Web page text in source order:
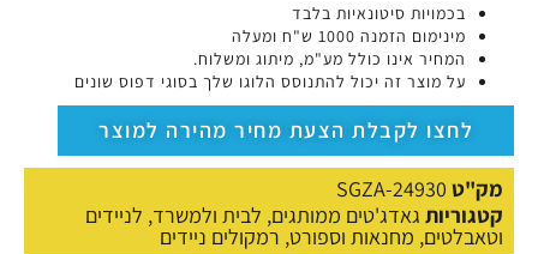
בכמויות סיטונאיות בלבד
מינימום הזמנה 1000 ש"ח ומעלה
המחיר אינו כולל מע"מ, מיתוג ומשלוח.
על מוצר זה יכול להתנוסס הלוגו שלך בסוגי דפוס שונים
לחצו לקבלת הצעת מחיר מהירה למוצר
מק"ט SGZA-24930
קטגוריות גאדג'טים ממותגים, לבית ולמשרד, לניידים
וטאבלטים, מחנאות וספורט, רמקולים ניידים